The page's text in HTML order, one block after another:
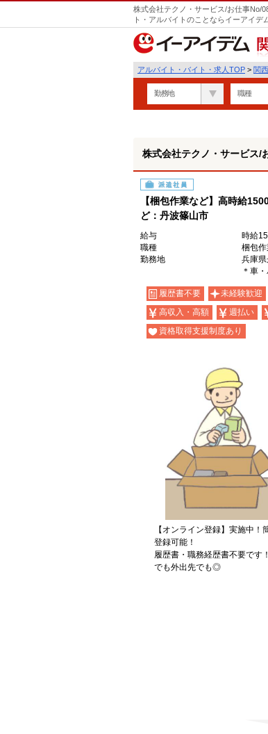
株式会社テクノ・サービス/お仕事No/
ト・アルバイトのことならイーアイデ
関
アルバイト・バイト・求人TOP > 関西
勤務地 職種
株式会社テクノ・サービス/
派遣社員
【梱包作業など】高時給
ど：丹波篠山市
給与
時給
職種
梱包
勤務地
兵庫
＊車
履歴書不要 未経験歓迎
高収入・高額
週払い
資格取得支援制度あり
【オンライン登録】実施中
登録可能！
履歴書・職務経歴書不要です
でも外出先でも◎